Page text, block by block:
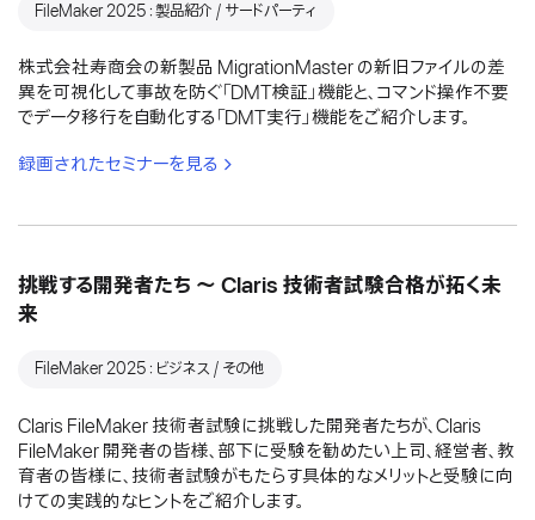
FileMaker 2025：製品紹介 / サードパーティ
株式会社寿商会の新製品 MigrationMaster の新旧ファイルの差
異を可視化して事故を防ぐ「DMT検証」機能と、コマンド操作不要
でデータ移行を自動化する「DMT実行」機能をご紹介します。
録画されたセミナーを見る
挑戦する開発者たち 〜 Claris 技術者試験合格が拓く未
来
FileMaker 2025：ビジネス / その他
Claris FileMaker 技術者試験に挑戦した開発者たちが、Claris
FileMaker 開発者の皆様、部下に受験を勧めたい上司、経営者、教
育者の皆様に、技術者試験がもたらす具体的なメリットと受験に向
けての実践的なヒントをご紹介します。